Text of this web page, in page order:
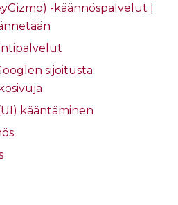
-käännöspalvelut |
sijoitusta
kääntäminen